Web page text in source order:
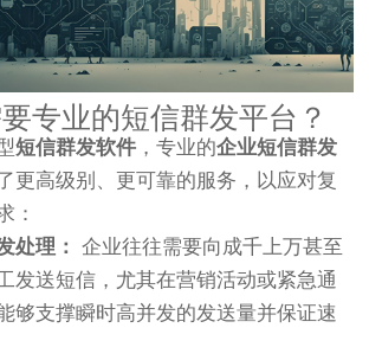
专业的短信群发平台 ？
短信群发软件 ，专业的企业短信群发
更高级别、更可靠的服务，以应对复
：
处理：
企业往往需要向成千上万甚至
发送短信，尤其在营销活动或紧急通
够支撑瞬时高并发的发送量并保证速